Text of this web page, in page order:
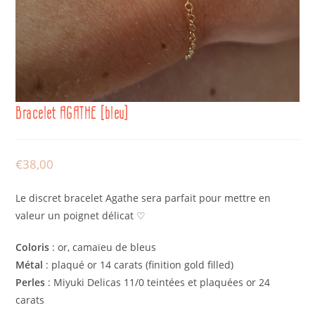
Bracelet AGATHE [bleu]
€38,00
Le discret bracelet Agathe sera parfait pour mettre en
valeur un poignet délicat ♡
Coloris : or, camaïeu de bleus
Métal : plaqué or 14 carats (finition gold filled)
Perles : Miyuki Delicas 11/0 teintées et plaquées or 24
carats